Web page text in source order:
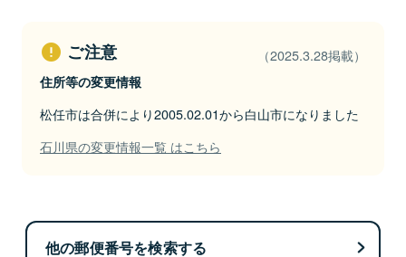
ご注意 （2025.3.28掲載）
住所等の変更情報
松任市は合併により2005.02.01から白山市になりました
石川県の変更情報一覧 はこちら
他の郵便番号を検索する